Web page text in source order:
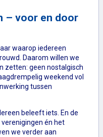
– voor en door
waarop iedereen
Daarom willen we
zetten: geen nostalgisch
weekend vol
tussen
beleeft iets. En de
én het
we verder aan